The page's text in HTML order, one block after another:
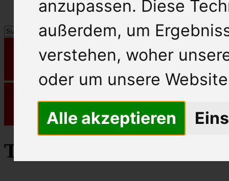
anzupassen. Diese
außerdem, um
verstehen, woher
oder um unsere
Alle akzeptieren
Teekanne Tee